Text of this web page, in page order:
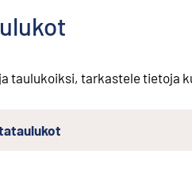
taulukoiksi, tarkastele tietoja